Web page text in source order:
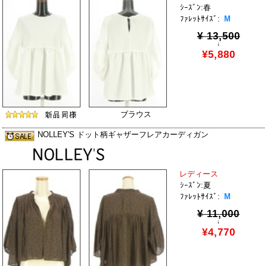
ｼｰｽﾞﾝ:春
ﾌｧﾚｯﾄｻｲｽﾞ:
M
¥ 13,500
↓
¥5,880
ブラウス
NOLLEY'S ドット柄ギャザーフレアカーディガン
レディース
ｼｰｽﾞﾝ:夏
ﾌｧﾚｯﾄｻｲｽﾞ:
M
¥ 11,000
↓
¥4,770